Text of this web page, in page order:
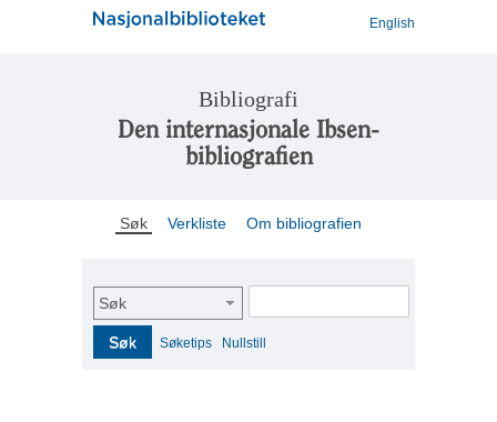
English
Bibliografi
Den internasjonale Ibsen-
bibliografien
Søk Verkliste Om bibliografien
Søk
Søk Søketips Nullstill